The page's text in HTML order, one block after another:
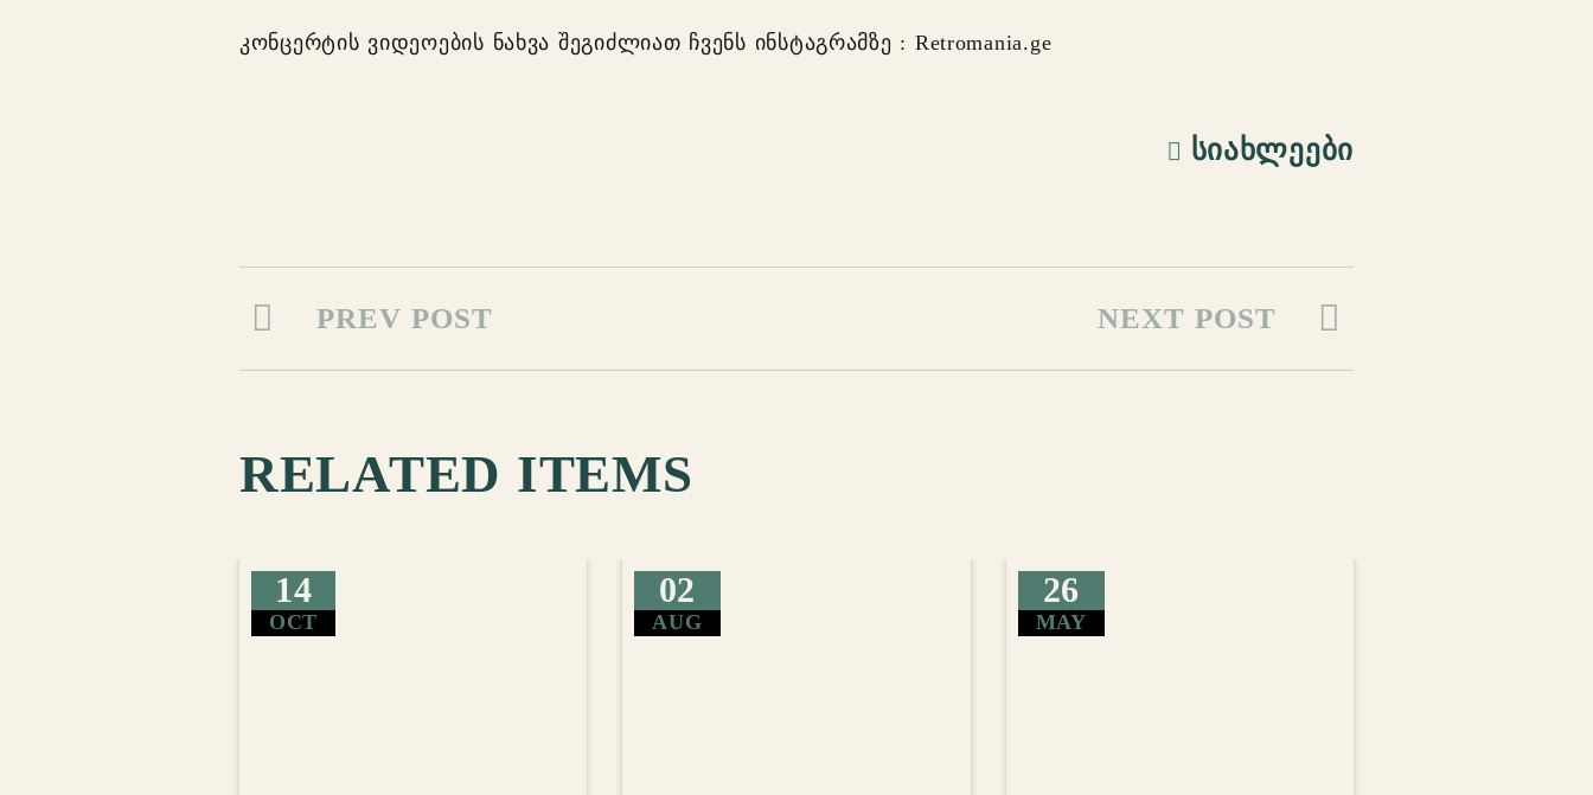
კონცერტის ვიდეოების ნახვა შეგიძლიათ ჩვენს ინსტაგრამზე : Retromania.ge
ᲡᲘᲐᲮᲚᲔᲔᲑᲘ
PREV POST NEXT POST
RELATED ITEMS
14
OCT
02
AUG
26
MAY